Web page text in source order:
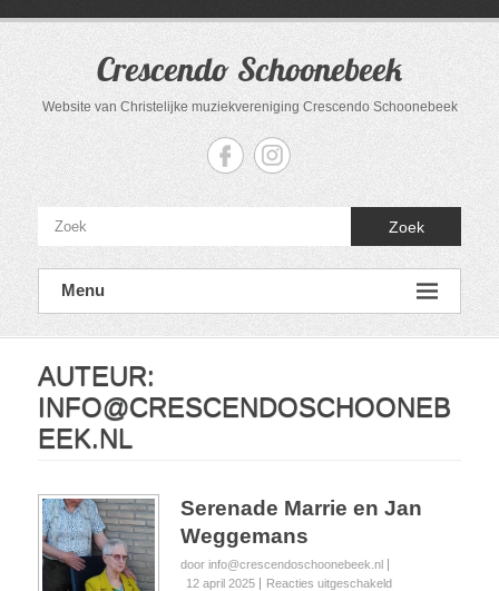
Crescendo Schoonebeek
Website van Christelijke muziekvereniging Crescendo Schoonebeek
Zoek
Menu
AUTEUR:
INFO@CRESCENDOSCHOONEB
EEK.NL
Serenade Marrie en Jan
Weggemans
door info@crescendoschoonebeek.nl
12 april 2025
Reacties uitgeschakeldvoor